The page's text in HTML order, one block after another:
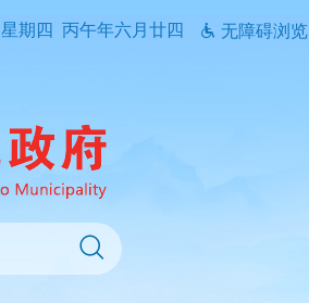
星期四 丙午年六月廿四 无障碍浏览